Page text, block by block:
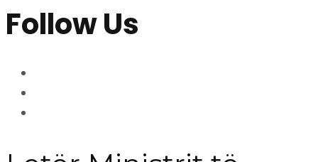
Follow Us